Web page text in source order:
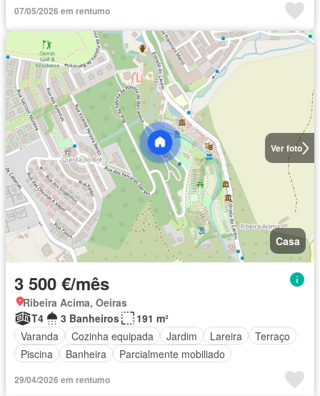
07/05/2026 em rentumo
Ver foto
Casa
3 500 €/mês
Ribeira Acima, Oeiras
T4
3 Banheiros
191 m²
Varanda
Cozinha equipada Jardim Lareira
Terraço
Piscina
Banheira Parcialmente mobiliado
29/04/2026 em rentumo